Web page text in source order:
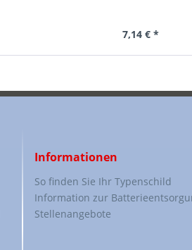
7,14 € *
Informationen
So finden Sie Ihr Typenschild
Information zur
Stellenangebote